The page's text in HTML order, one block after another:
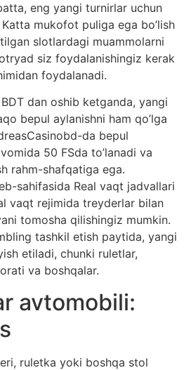
eng yangi turnirlar uchun
mukofot puliga ega bo’lish
slotlardagi muammolarni
siz foydalanishingiz kerak
foydalanadi.
dan oshib ketganda, yangi
bepul aylanishni ham qo’lga
da bepul
50 FSda to’lanadi va
rahm-shafqatiga ega.
sahifasida Real vaqt jadvallari
vaqt rejimida treyderlar bilan
tomosha qilishingiz mumkin.
tashkil etish paytida, yangi
etiladi, chunki ruletlar,
va boshqalar.
avtomobili:
ruletka yoki boshqa stol